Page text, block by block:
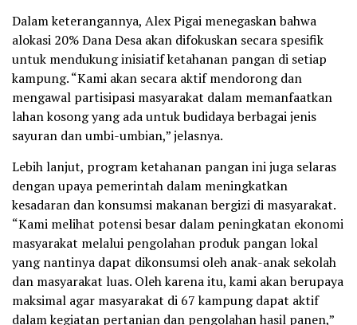
Dalam keterangannya, Alex Pigai menegaskan bahwa
alokasi 20% Dana Desa akan difokuskan secara spesifik
untuk mendukung inisiatif ketahanan pangan di setiap
kampung. “Kami akan secara aktif mendorong dan
mengawal partisipasi masyarakat dalam memanfaatkan
lahan kosong yang ada untuk budidaya berbagai jenis
sayuran dan umbi-umbian,” jelasnya.
Lebih lanjut, program ketahanan pangan ini juga selaras
dengan upaya pemerintah dalam meningkatkan
kesadaran dan konsumsi makanan bergizi di masyarakat.
“Kami melihat potensi besar dalam peningkatan ekonomi
masyarakat melalui pengolahan produk pangan lokal
yang nantinya dapat dikonsumsi oleh anak-anak sekolah
dan masyarakat luas. Oleh karena itu, kami akan berupaya
maksimal agar masyarakat di 67 kampung dapat aktif
dalam kegiatan pertanian dan pengolahan hasil panen,”